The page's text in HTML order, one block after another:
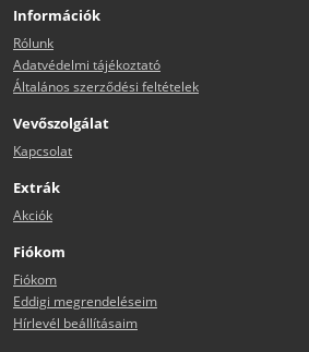
Információk
Rólunk
Adatvédelmi tájékoztató
Általános szerződési feltételek
Vevőszolgálat
Kapcsolat
Extrák
Akciók
Fiókom
Fiókom
Eddigi megrendeléseim
Hírlevél beállításaim